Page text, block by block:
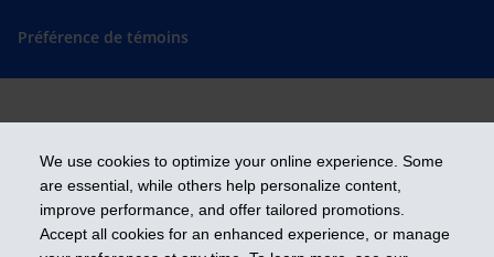
We use cookies to optimize your online experience. Some
are essential, while others help personalize content,
improve performance, and offer tailored promotions.
Accept all cookies for an enhanced experience, or manage
Préférence de témoins
Prendre les devants
iA Groupe financier est une marque de commerce et un autre nom sous